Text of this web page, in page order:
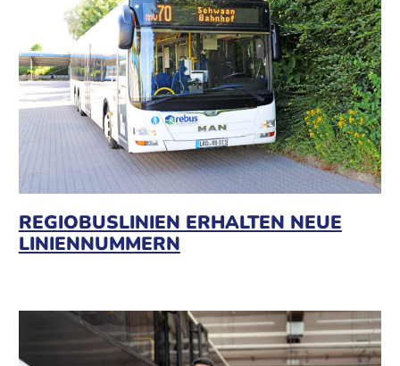
REGIOBUSLINIEN ERHALTEN NEUE
LINIENNUMMERN